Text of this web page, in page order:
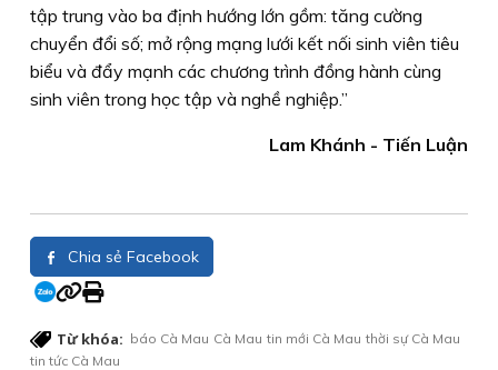
tập trung vào ba định hướng lớn gồm: tăng cường
chuyển đổi số; mở rộng mạng lưới kết nối sinh viên tiêu
biểu và đẩy mạnh các chương trình đồng hành cùng
sinh viên trong học tập và nghề nghiệp.”
Lam Khánh - Tiến Luận
Chia sẻ Facebook
Từ khóa: báo Cà Mau Cà Mau tin mới Cà Mau thời sự Cà Mau
tin tức Cà Mau